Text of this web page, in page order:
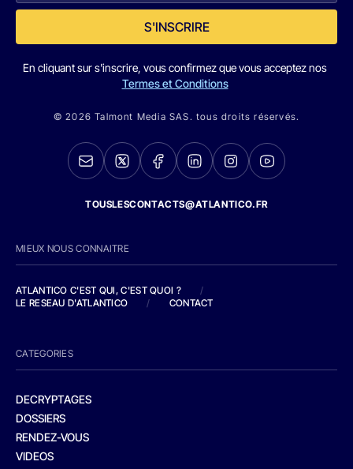
S'INSCRIRE
En cliquant sur s'inscrire, vous confirmez que vous acceptez nos
Termes et Conditions
© 2026 Talmont Media SAS. tous droits réservés.
TOUSLESCONTACTS@ATLANTICO.FR
MIEUX NOUS CONNAITRE
ATLANTICO C'EST QUI, C'EST QUOI ?
/
LE RESEAU D'ATLANTICO
/ CONTACT
CATEGORIES
DECRYPTAGES
DOSSIERS
RENDEZ-VOUS
VIDEOS